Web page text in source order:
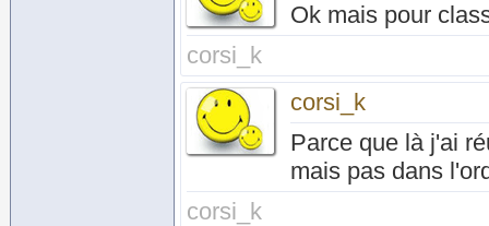
Ok mais pour
corsi_k
corsi_k
Parce que là j'ai
mais pas dans
corsi_k